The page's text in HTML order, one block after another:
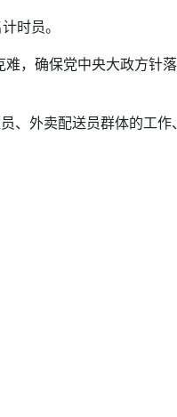
时员。
确保党中央大政方针
外卖配送员群体的工作